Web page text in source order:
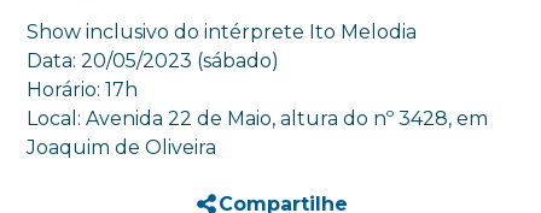
Show inclusivo do intérprete Ito Melodia
Data: 20/05/2023 (sábado)
Horário: 17h
Local: Avenida 22 de Maio, altura do nº 3428, em
Joaquim de Oliveira
Compartilhe